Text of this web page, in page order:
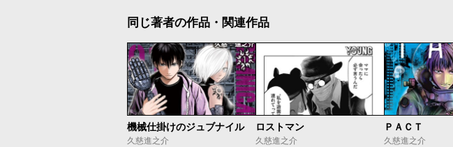
同じ著者の作品・関連作品
機械仕掛けのジュブナイル
久慈進之介
ロストマン
久慈進之介
ＰＡＣＴ
久慈進之介